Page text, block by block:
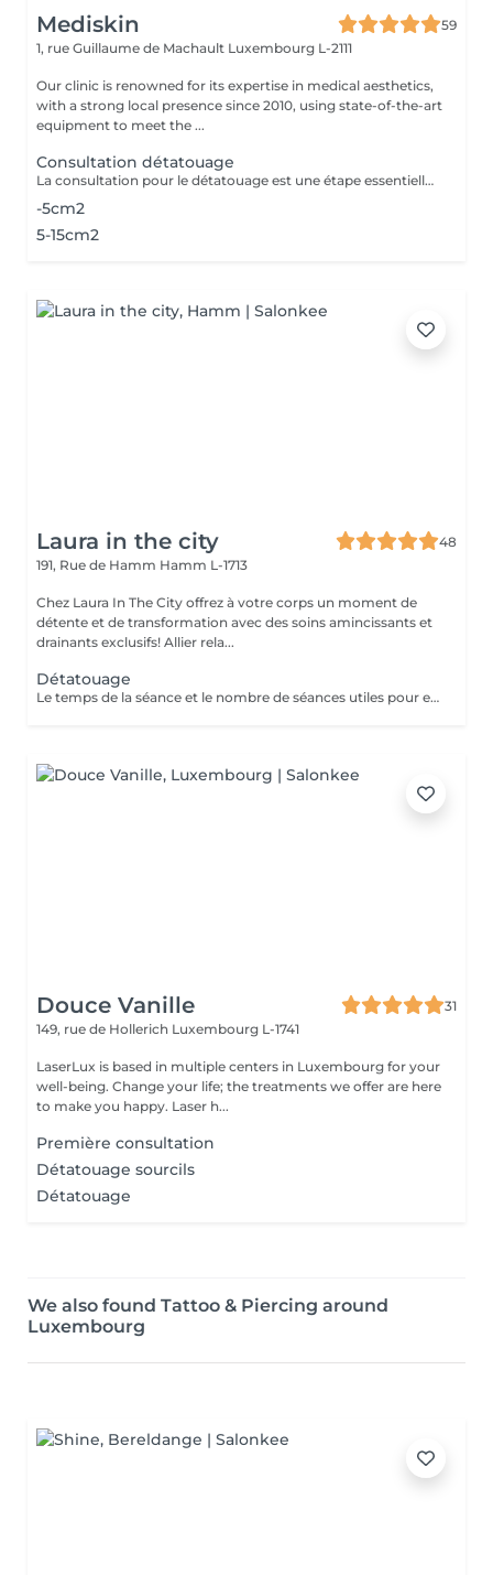
Mediskin
59
1, rue Guillaume de Machault Luxembourg L-2111
Our clinic is renowned for its expertise in medical aesthetics,
with a strong local presence since 2010, using state-of-the-art
equipment to meet the ...
Consultation détatouage
La consultation pour le détatouage est une étape essentielle avant le traitement. Elle permet d'évaluer la taille, les couleurs et la profondeur du tatouage, ainsi que le type de peau du patient. Le professionnel explique le déroulement du traitement, le nombre de séances nécessaires et les éventuels effets secondaires. C'est aussi le moment pour poser toutes vos questions et discuter des attentes en termes de résultats
-5cm2
5-15cm2
Laura in the city
48
191, Rue de Hamm Hamm L-1713
Chez Laura In The City offrez à votre corps un moment de
détente et de transformation avec des soins amincissants et
drainants exclusifs! Allier rela...
Détatouage
Le temps de la séance et le nombre de séances utiles pour enlever le tatouage sont variables Le détatouage laser est une technique efficace qui fragmente les pigments d'encre sous la peau à l'aide de faisceaux de lumière, permettant ainsi au système immunitaire de les éliminer progressivement. Le processus nécessite généralement plusieurs séances, et son efficacité dépend de divers facteurs. Comment ça marche ? Le laser cible les particules d'encre et les chauffe pour les fragmenter en morceaux plus petits. Ces fragments sont ensuite naturellement évacués par le corps. Différents types de lasers, tels que le laser Picosure ou le laser Q-Switched, sont utilisés pour traiter efficacement différentes couleurs et profondeurs d'encre. Ce qu'il faut savoir Nombre de séances Le nombre de séances varie considérablement. Un tatouage amateur peut nécessiter 3 à 5 séances, tandis qu'un tatouage professionnel peut en exiger 4 à 12, voire plus, pour une disparition complète. Résultats progressifs L'éclaircissement de l'encre est visible après chaque séance, mais le tatouage complet s'estompe progressivement au fil du temps.
Douce Vanille
31
149, rue de Hollerich Luxembourg L-1741
LaserLux is based in multiple centers in Luxembourg for your
well-being. Change your life; the treatments we offer are here
to make you happy. Laser h...
Première consultation
Détatouage sourcils
Détatouage
We also found Tattoo & Piercing around
Luxembourg